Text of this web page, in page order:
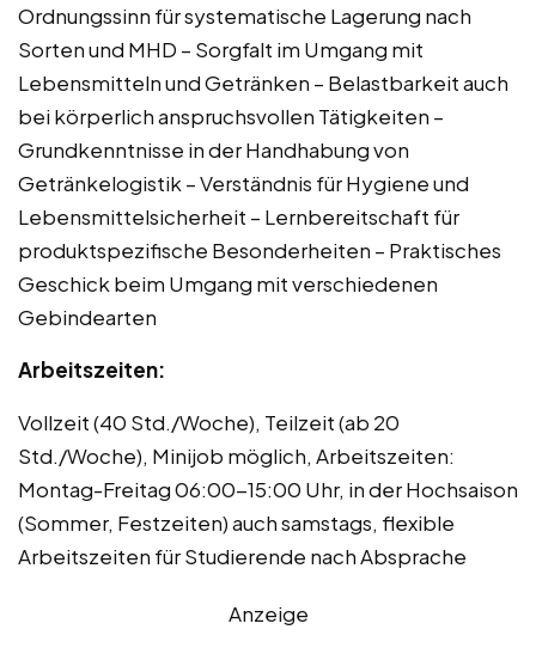
Ordnungssinn für systematische Lagerung nach
Sorten und MHD – Sorgfalt im Umgang mit
Lebensmitteln und Getränken – Belastbarkeit auch
bei körperlich anspruchsvollen Tätigkeiten –
Grundkenntnisse in der Handhabung von
Getränkelogistik – Verständnis für Hygiene und
Lebensmittelsicherheit – Lernbereitschaft für
produktspezifische Besonderheiten – Praktisches
Geschick beim Umgang mit verschiedenen
Gebindearten
Arbeitszeiten:
Vollzeit (40 Std./Woche), Teilzeit (ab 20
Std./Woche), Minijob möglich, Arbeitszeiten:
Montag-Freitag 06:00-15:00 Uhr, in der Hochsaison
(Sommer, Festzeiten) auch samstags, flexible
Arbeitszeiten für Studierende nach Absprache
Anzeige